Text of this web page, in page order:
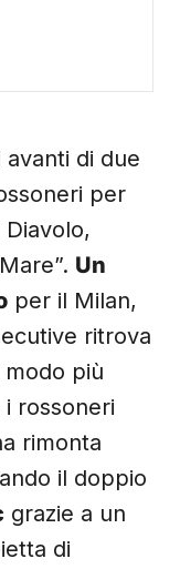
avanti di due
per
Un
per il Milan,
ritrova
più
i rossoneri
rimonta
il doppio
grazie a un
di